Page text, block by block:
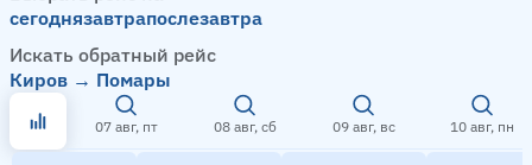
сегоднязавтрапослезавтра
Искать обратный рейс
Киров → Помары
07 авг, пт 08 авг, сб 09 авг, вс 10 авг, пн